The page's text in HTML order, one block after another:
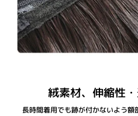
絨素材、伸縮性
長時間着用でも跡が付かないよう額